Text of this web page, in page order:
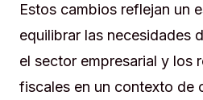
Estos cambios reflejan un
equilibrar las necesidades
el sector empresarial y los
fiscales en un contexto de